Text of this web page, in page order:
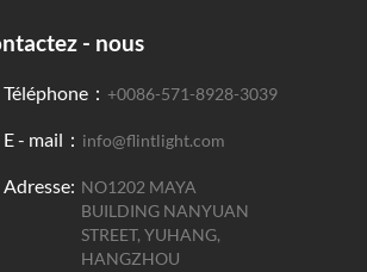
- nous
Téléphone： +0086-571-8928-3039
E - mail： info@flintlight.com
Adresse: NO1202 MAYA
BUILDING NANYUAN
STREET, YUHANG,
HANGZHOU